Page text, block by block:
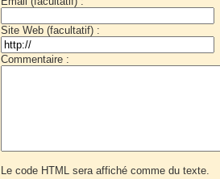
Site Web (facultatif) :
Commentaire :
Le code HTML sera affiché comme du texte.